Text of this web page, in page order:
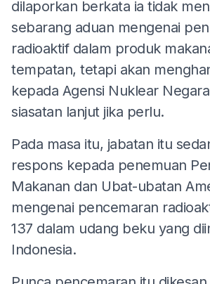
dilaporkan berkata ia tidak
sebarang aduan mengenai
radioaktif dalam produk
tempatan, tetapi akan
kepada Agensi Nuklear
siasatan lanjut jika perlu.
Pada masa itu, jabatan itu
respons kepada penemuan
Makanan dan Ubat-ubatan
mengenai pencemaran
137 dalam udang beku yang
Indonesia.